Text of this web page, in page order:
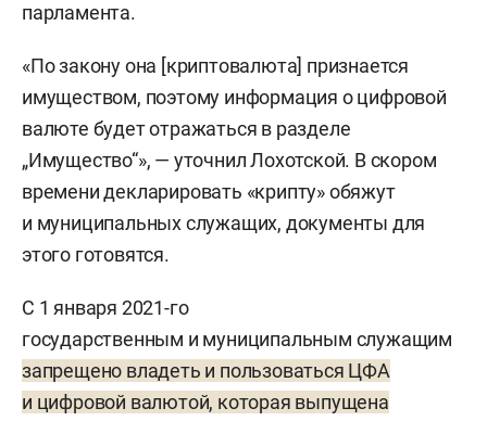
парламента.
«По закону она [криптовалюта] признается
имуществом, поэтому информация о цифровой
валюте будет отражаться в разделе
„Имущество“», — уточнил Лохотской. В скором
времени декларировать «крипту» обяжут
и муниципальных служащих, документы для
этого готовятся.
С 1 января 2021-го
государственным и муниципальным служащим
запрещено владеть и пользоваться ЦФА
и цифровой валютой, которая выпущена